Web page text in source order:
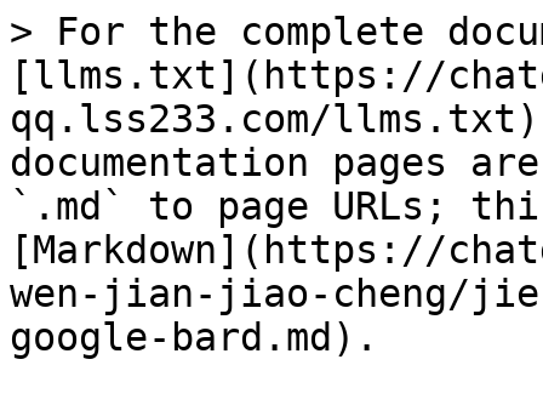
> For the complete
[llms.txt](https://
qq.lss233.com/
documentation pages
`.md` to page URLs;
[Markdown](https://
wen-jian-jiao-cheng/
google-bard.md).